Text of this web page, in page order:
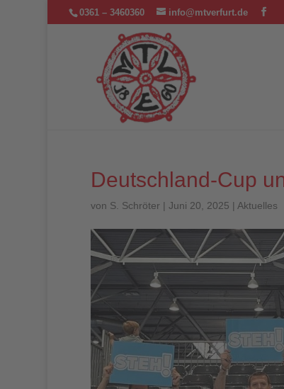
0361 – 3460360 info@mtverfurt.de
Deutschland-Cup
von S. Schröter | Juni 20, 2025 | Aktuelles